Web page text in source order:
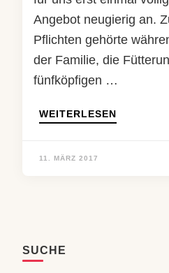
Angebot neugierig an.
Pflichten gehörte
der Familie, die
fünfköpfigen …
WEITERLESEN
11. MÄRZ 2017
SUCHE